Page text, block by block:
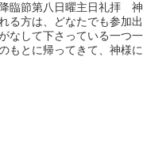
臨節第八日曜主日礼拝
る方は、どなたでも参加
なして下さっている一つ
もとに帰ってきて、神様